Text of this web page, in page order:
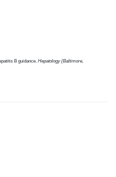
B guidance. Hepatology (Baltimore,